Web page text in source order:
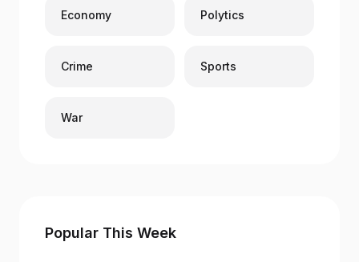
Economy Polytics
Crime Sports
War
Popular This Week